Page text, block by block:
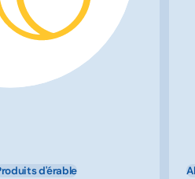
d'érable